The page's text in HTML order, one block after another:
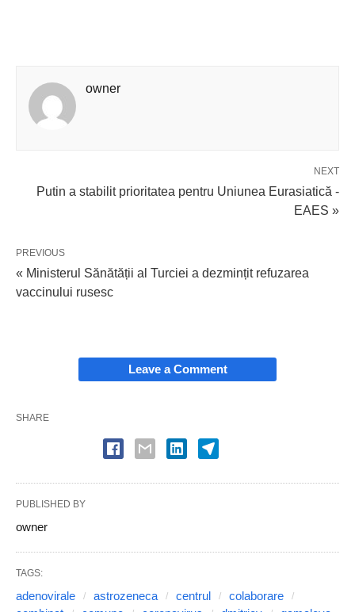
owner
NEXT
Putin a stabilit prioritatea pentru Uniunea Eurasiatică -
EAES »
PREVIOUS
« Ministerul Sănătății al Turciei a dezmințit refuzarea
vaccinului rusesc
Leave a Comment
SHARE
PUBLISHED BY
owner
TAGS:
adenovirale astrozeneca centrul
colaborare